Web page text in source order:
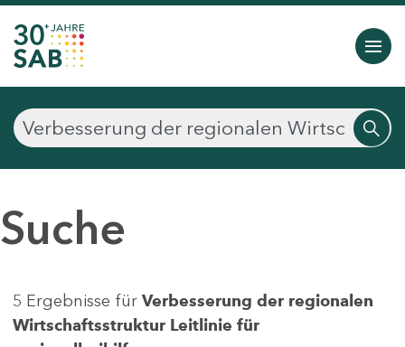
Suche
5 Ergebnisse für Verbesserung der regionalen
Wirtschaftsstruktur Leitlinie für